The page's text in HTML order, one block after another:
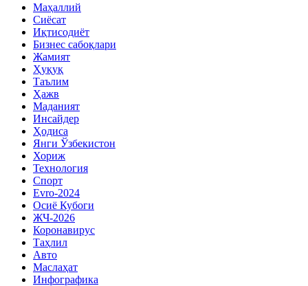
Маҳаллий
Сиёсат
Иқтисодиёт
Бизнес сабоқлари
Жамият
Ҳуқуқ
Таълим
Ҳажв
Маданият
Инсайдер
Ҳодиса
Янги Ўзбекистон
Хориж
Технология
Спорт
Evro-2024
Осиё Кубоги
ЖЧ-2026
Коронавирус
Таҳлил
Авто
Маслаҳат
Инфографика